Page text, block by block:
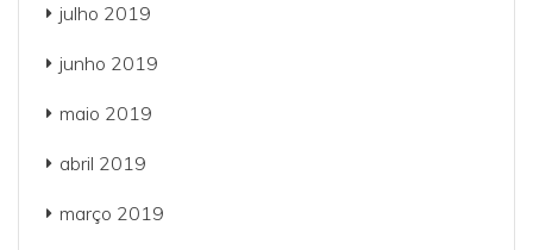
julho 2019
junho 2019
maio 2019
abril 2019
março 2019